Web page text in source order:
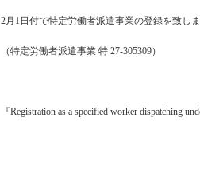
2月1日付で特定労働者派遣事業の登録を致しま
（特定労働者派遣事業 特 27-305309）
『Registration as a specified worker dispatching